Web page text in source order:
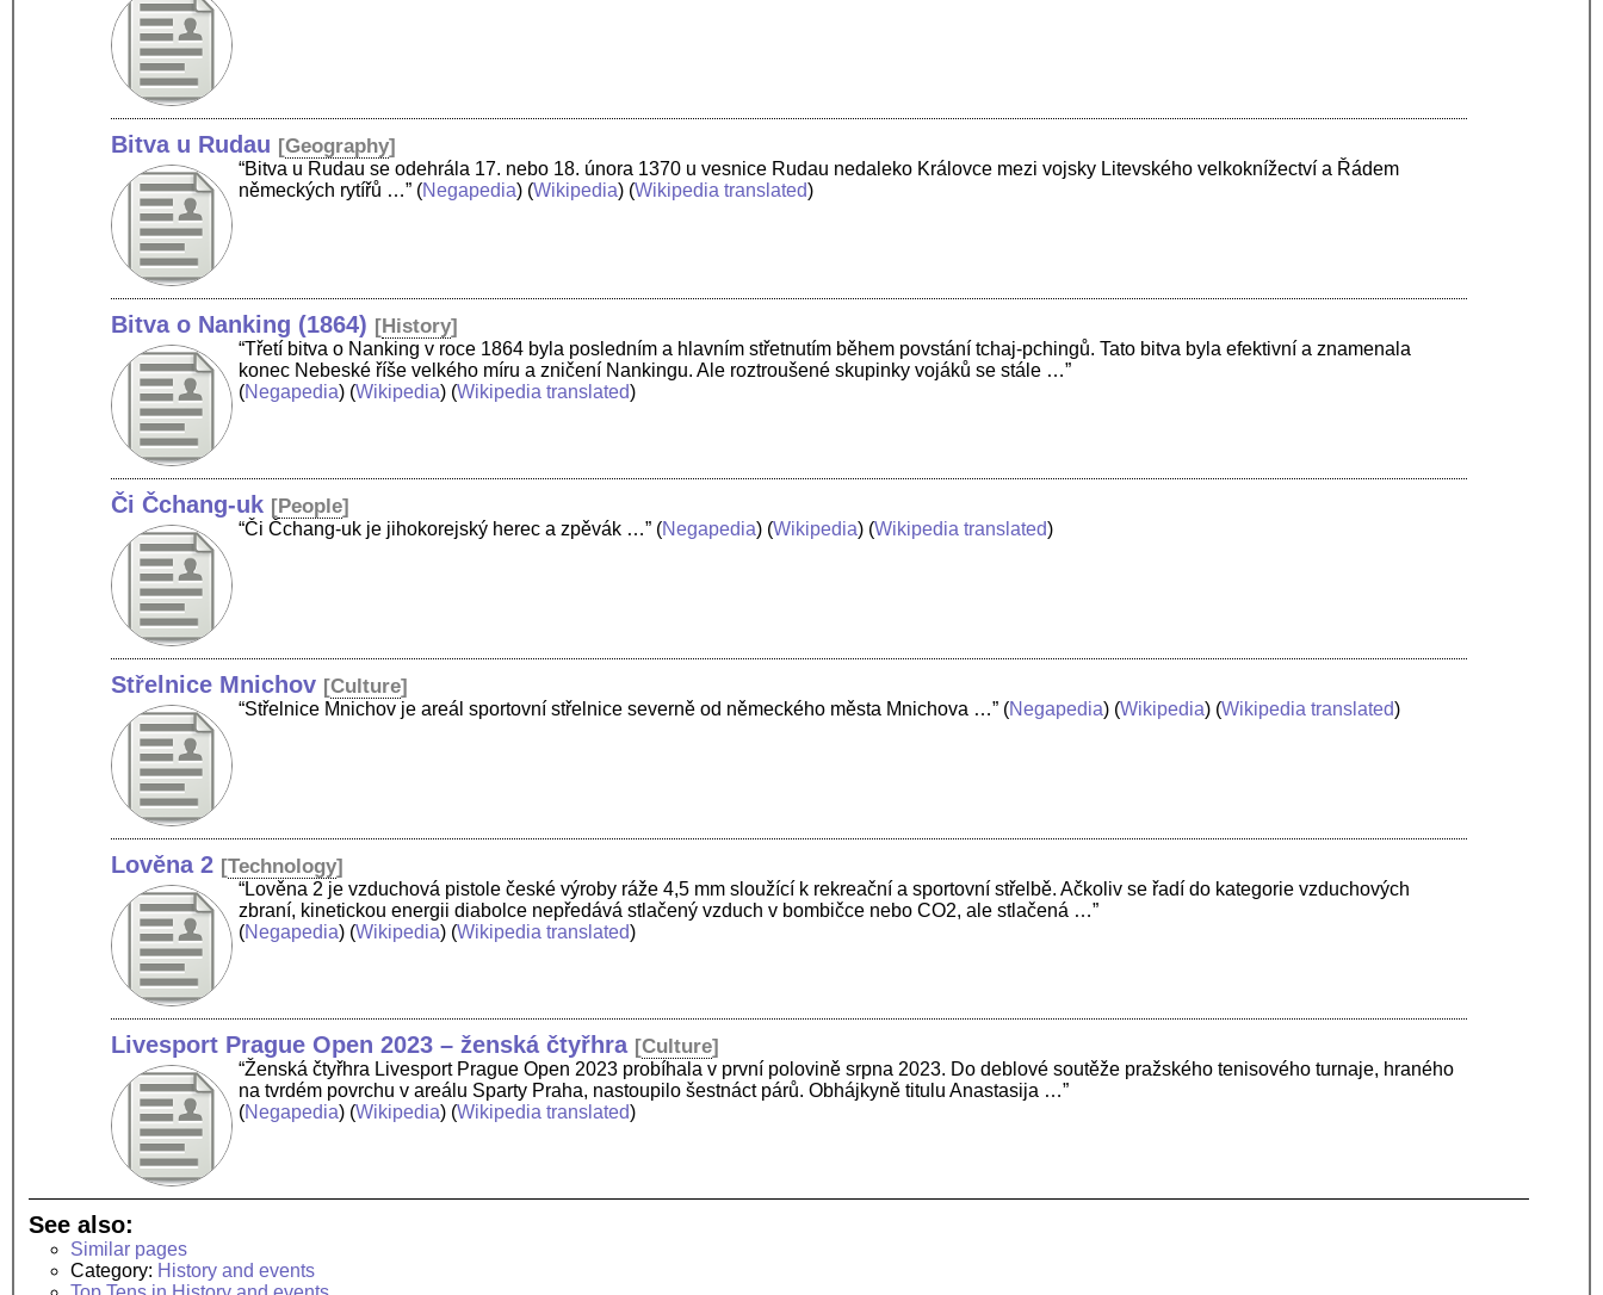
Bitva u Rudau [Geography]
“Bitva u Rudau se odehrála 17. nebo 18. února 1370 u vesnice Rudau nedaleko Královce mezi vojsky Litevského velkoknížectví a Řádem
německých rytířů …” (Negapedia) (Wikipedia) (Wikipedia translated)
Bitva o Nanking (1864) [History]
“Třetí bitva o Nanking v roce 1864 byla posledním a hlavním střetnutím během povstání tchaj-pchingů. Tato bitva byla efektivní a znamenala
konec Nebeské říše velkého míru a zničení Nankingu. Ale roztroušené skupinky vojáků se stále …”
(Negapedia) (Wikipedia) (Wikipedia translated)
Či Čchang-uk [People]
“Či Čchang-uk je jihokorejský herec a zpěvák …” (Negapedia) (Wikipedia) (Wikipedia translated)
Střelnice Mnichov [Culture]
“Střelnice Mnichov je areál sportovní střelnice severně od německého města Mnichova …” (Negapedia) (Wikipedia) (Wikipedia translated)
Lověna 2 [Technology]
“Lověna 2 je vzduchová pistole české výroby ráže 4,5 mm sloužící k rekreační a sportovní střelbě. Ačkoliv se řadí do kategorie vzduchových
zbraní, kinetickou energii diabolce nepředává stlačený vzduch v bombičce nebo CO2, ale stlačená …”
(Negapedia) (Wikipedia) (Wikipedia translated)
Livesport Prague Open 2023 – ženská čtyřhra [Culture]
“Ženská čtyřhra Livesport Prague Open 2023 probíhala v první polovině srpna 2023. Do deblové soutěže pražského tenisového turnaje, hraného
na tvrdém povrchu v areálu Sparty Praha, nastoupilo šestnáct párů. Obhájkyně titulu Anastasija …”
(Negapedia) (Wikipedia) (Wikipedia translated)
See also:
Similar pages
Category: History and events